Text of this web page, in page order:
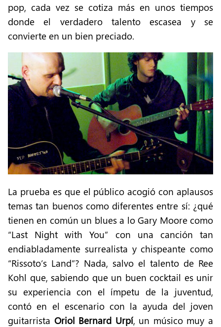
pop, cada vez se cotiza más en unos tiempos
donde el verdadero talento escasea y se
convierte en un bien preciado.
La prueba es que el público acogió con aplausos
temas tan buenos como diferentes entre sí: ¿qué
tienen en común un blues a lo Gary Moore como
“Last Night with You” con una canción tan
endiabladamente surrealista y chispeante como
“Rissoto’s Land”? Nada, salvo el talento de Ree
Kohl que, sabiendo que un buen cocktail es unir
su experiencia con el ímpetu de la juventud,
contó en el escenario con la ayuda del joven
guitarrista Oriol Bernard Urpí, un músico muy a